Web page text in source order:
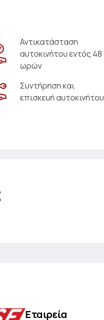
Αντικατάσταση
αυτοκινήτου εντός 48
ωρών
Συντήρηση και
επισκευή αυτοκινήτου
Εταιρεία